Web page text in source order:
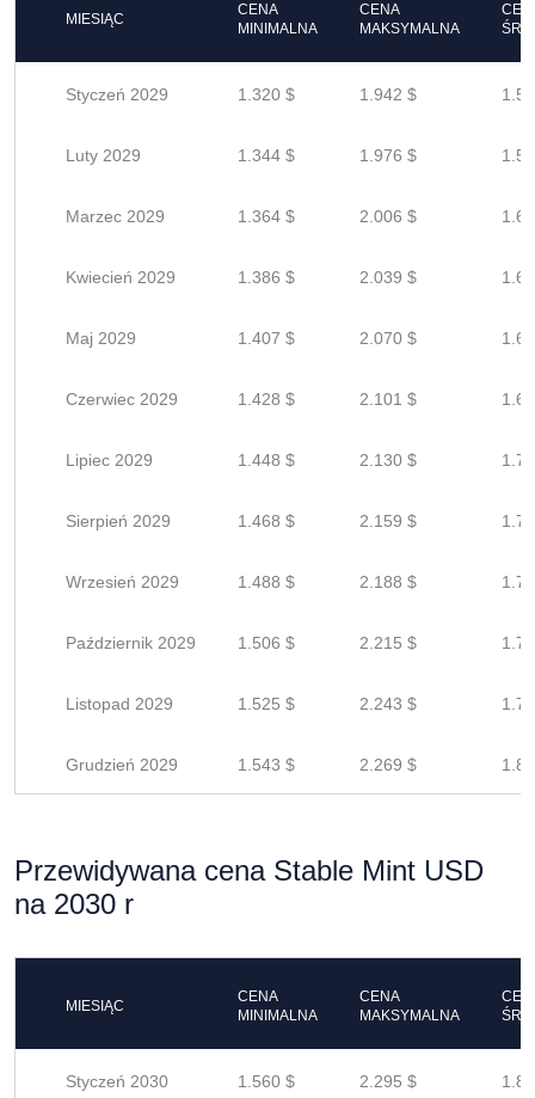
MIESIĄC
CENA
MINIMALNA
CENA
MAKSYMALNA
Styczeń 2029 1.320 $ 1.942 $
Luty 2029 1.344 $ 1.976 $
Marzec 2029 1.364 $ 2.006 $
Kwiecień 2029 1.386 $ 2.039 $
Maj 2029 1.407 $ 2.070 $
Czerwiec 2029 1.428 $ 2.101 $
Lipiec 2029 1.448 $ 2.130 $
Sierpień 2029 1.468 $ 2.159 $
Wrzesień 2029 1.488 $ 2.188 $
Październik 2029 1.506 $ 2.215 $
Listopad 2029 1.525 $ 2.243 $
Grudzień 2029 1.543 $ 2.269 $
Przewidywana cena Stable Mint USD
na 2030 r
MIESIĄC
CENA
MINIMALNA
CENA
MAKSYMALNA
Styczeń 2030 1.560 $ 2.295 $